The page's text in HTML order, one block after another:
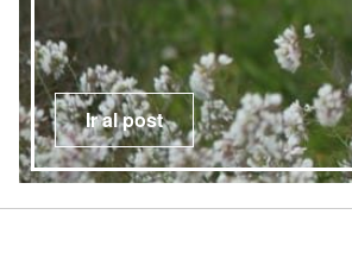
Ir al post